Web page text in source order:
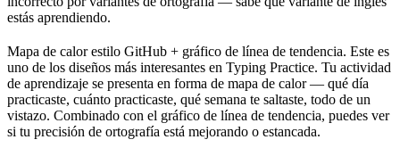
estás aprendiendo.
Mapa de calor estilo GitHub + gráfico de línea de tendencia. Este es
uno de los diseños más interesantes en Typing Practice. Tu actividad
de aprendizaje se presenta en forma de mapa de calor — qué día
practicaste, cuánto practicaste, qué semana te saltaste, todo de un
vistazo. Combinado con el gráfico de línea de tendencia, puedes ver
si tu precisión de ortografía está mejorando o estancada.